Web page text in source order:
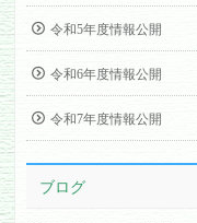
令和5年度情報公開
令和6年度情報公開
令和7年度情報公開
ブログ